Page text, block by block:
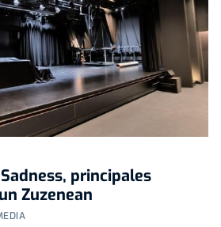
principales
Zuzenean